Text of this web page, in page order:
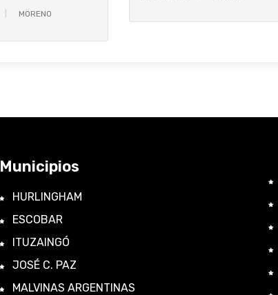
MORENO
Municipios
HURLINGHAM
ESCOBAR
ITUZAINGÓ
JOSÉ C. PAZ
MALVINAS ARGENTINAS